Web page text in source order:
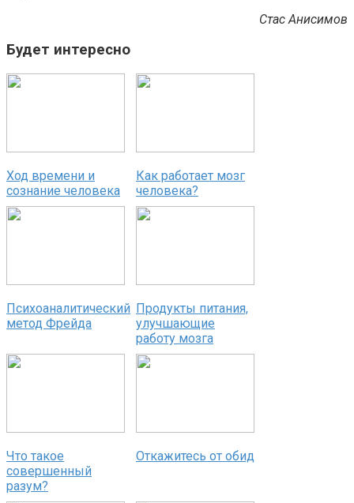
Стас Анисимов
Будет интересно
Ход времени и
сознание человека
Как работает мозг
человека?
Психоаналитический
метод Фрейда
Продукты питания,
улучшающие
работу мозга
Что такое
совершенный
разум?
Откажитесь от обид